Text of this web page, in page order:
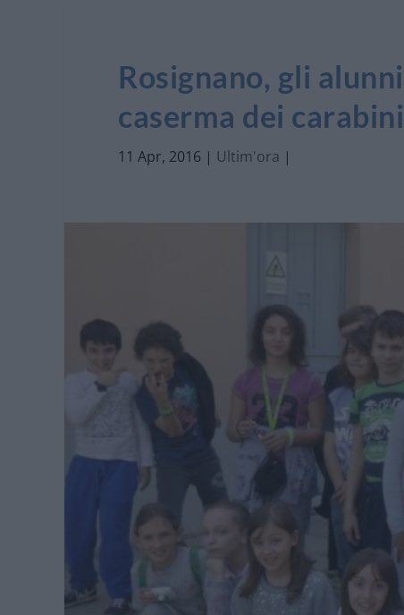
Rosignano, gli
caserma dei
11 Apr, 2016 | Ultim'ora |